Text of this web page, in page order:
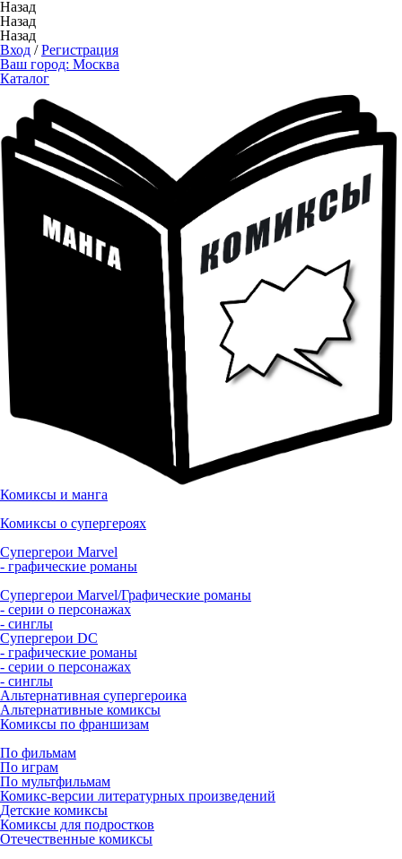
Назад
Назад
Назад
Вход /Регистрация
Ваш город: Москва
Каталог
Комиксы и манга
Комиксы о супергероях
Супергерои Marvel
- графические романы
Супергерои Marvel/Графические романы
- серии о персонажах
- синглы
Супергерои DC
- графические романы
- серии о персонажах
- синглы
Альтернативная супергероика
Альтернативные комиксы
Комиксы по франшизам
По фильмам
По играм
По мультфильмам
Комикс-версии литературных произведений
Детские комиксы
Комиксы для подростков
Отечественные комиксы